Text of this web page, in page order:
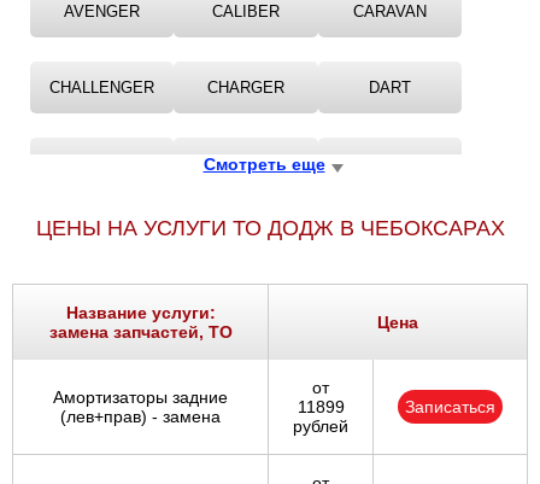
AVENGER CALIBER CARAVAN
CHALLENGER CHARGER DART
GRAND
JOURNEY MAGNUM NEON
NITRO STRATUS
VIPER
Смотреть еще
ЦЕНЫ НА УСЛУГИ ТО ДОДЖ В ЧЕБОКСАРАХ
Название услуги:
замена запчастей, ТО
Цена
Амортизаторы задние
(лев+прав) - замена
от
11899
рублей
Записаться